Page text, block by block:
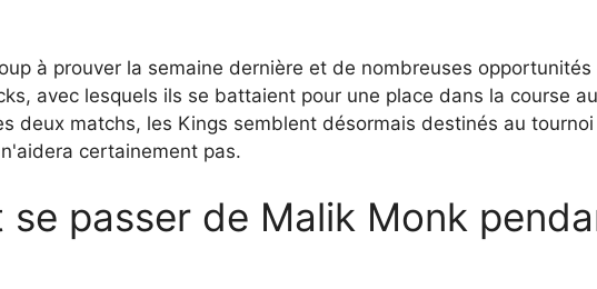
à prouver la semaine dernière et de nombreuses
avec lesquels ils se battaient pour une place dans la course
deux matchs, les Kings semblent désormais destinés au
certainement pas.
se passer de Malik Monk